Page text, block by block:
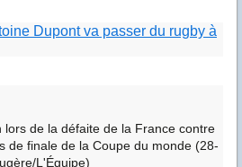
Dupont va passer du rugby à
lors de la défaite de la France contre
de finale de la Coupe du monde (28-
L'Équipe)